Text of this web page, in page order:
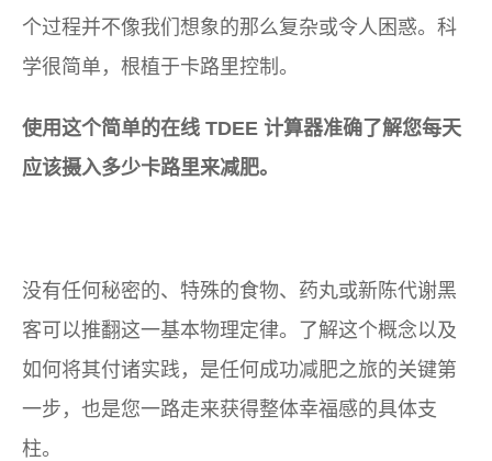
个过程并不像我们想象的那么复杂或令人困惑。科
学很简单，根植于卡路里控制。
使用这个简单的在线 TDEE 计算器准确了解您每天
应该摄入多少卡路里来减肥。
没有任何秘密的、特殊的食物、药丸或新陈代谢黑
客可以推翻这一基本物理定律。了解这个概念以及
如何将其付诸实践，是任何成功减肥之旅的关键第
一步，也是您一路走来获得整体幸福感的具体支
柱。